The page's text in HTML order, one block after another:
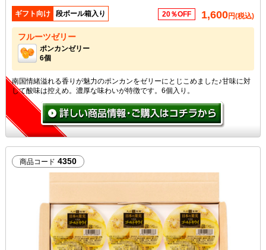
ギフト向け 段ボール箱入り 20％OFF 1,600円(税込)
フルーツゼリー
ポンカンゼリー
6個
南国情緒溢れる香りが魅力のポンカンをゼリーにとじこめました♪甘味に対
して酸味は控えめ。濃厚な味わいが特徴です。6個入り。
商品コード 4350